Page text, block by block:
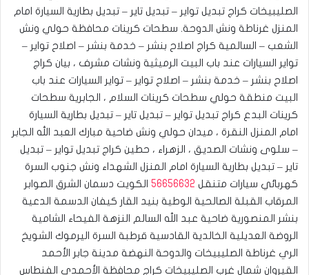
الصليبيخات كراج تبديل تواير – تبديل تاير – تبديل بطارية السيارة امام
المنزل غرناطة ونش الدوحة. ‎سطحات كرينات محافظة حولي ونش
الشعب – السالمية كراج اصلاح بنشر – خدمة بنشر – اصلاح تواير –
تواير السيارات عند باب البيت الرميثية ونشات مشرف ، بيان كراج
اصلاح بنشر – خدمة بنشر – اصلاح تواير – تواير السيارات عند باب
البيت منطقة حولي سطحات كرينات السلام ، الجابرية سطحات
كرينات البدع كراج تبديل تواير – تبديل تاير – تبديل بطارية السيارة
امام المنزل النقرة ، ميدان حولي ونش ضاحية مبارك العبد الله الجابر
– سلوى ونشات الصديق ، الزهراء ، حطين كراج تبديل تواير – تبديل
تاير – تبديل بطارية السيارة امام المنزل الشهداء ونش جنوب السرة
كهربائي سيارات متنقل 56656632 الكويت دسمان الشرق الصوابر
المرقاب القبلة الصالحية الوطية بنيد القار كيفان الدسمة الدعية
بنشر المنصورية ضاحية عبد الله السالم النزهة الفيحاء الشامية
الروضة العديلية الخالدية القادسية قرطبة السرة اليرموك الشويخ
الري غرناطة الصليبيخات والدوحة النهضة مدينة جابر الأحمد
القيروان شمال غرب الصليبيخات كراج محافظة الأحمدي الفنطاس